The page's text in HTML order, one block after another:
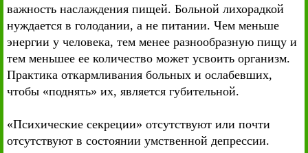
важность наслаждения пищей. Больной лихорадкой
нуждается в голодании, а не питании. Чем меньше
энергии у человека, тем менее разнообразную пищу и
тем меньшее ее количество может усвоить организм.
Практика откармливания больных и ослабевших,
чтобы «поднять» их, является губительной.
«Психические секреции» отсутствуют или почти
отсутствуют в состоянии умственной депрессии.